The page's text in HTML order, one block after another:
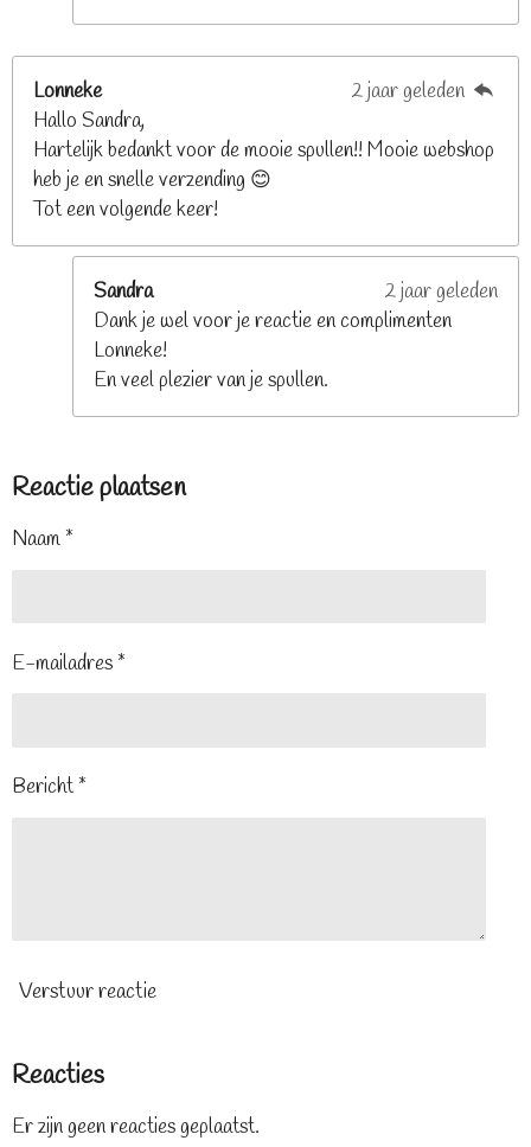
Lonneke
2 jaar geleden
Hallo Sandra,
Hartelijk bedankt voor de mooie spullen!! Mooie webshop
heb je en snelle verzending 😊
Tot een volgende keer!
Sandra
2 jaar geleden
Dank je wel voor je reactie en complimenten
Lonneke!
En veel plezier van je spullen.
Reactie plaatsen
Naam *
E-mailadres *
Bericht *
Verstuur reactie
Reacties
Er zijn geen reacties geplaatst.